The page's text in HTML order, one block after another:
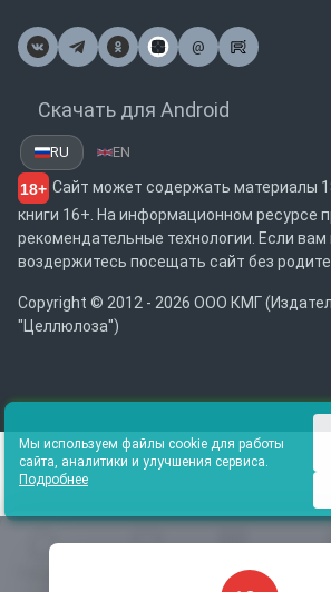
Каталог
@
Почта
Скачать для Android
RU EN
18+ Сайт может содержать материалы
книги 16+. На информационном ресурсе
рекомендательные технологии. Если вам
воздержитесь посещать сайт без
Copyright © 2012 - 2026 ООО КМГ
"Целлюлоза")
Мы используем файлы cookie для работы
сайта, аналитики и улучшения сервиса.
Подробнее